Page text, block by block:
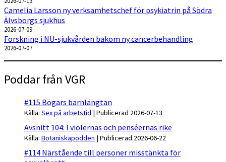
Camelia Larsson ny verksamhetschef för psykiatrin på Södra
Älvsborgs sjukhus
2026-07-09
Forskning i NU-sjukvården bakom ny cancerbehandling
2026-07-07
Poddar från VGR
#115 Bögars barnlängtan
Källa: Sex på arbetstid Publicerad 2026-07-13
Avsnitt 104: I violernas och penséernas rike
Källa: Botaniskapodden Publicerad 2026-06-22
#114 Närstående till personer misstänkta för